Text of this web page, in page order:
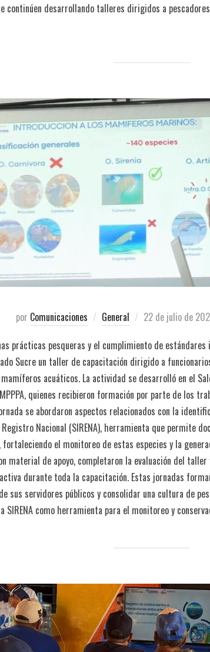
continúen desarrollando talleres dirigidos a
por Comunicaciones General 22 de julio de
prácticas pesqueras y el cumplimiento de
Sucre un taller de capacitación dirigido a
acuáticos. La actividad se desarrolló en el
quienes recibieron formación por parte de los
se abordaron aspectos relacionados con la
Nacional (SIRENA), herramienta que permite
el monitoreo de estas especies y la
material de apoyo, completaron la evaluación del
durante toda la capacitación. Estas jornadas
sus servidores públicos y consolidar una cultura de
como herramienta para el monitoreo y